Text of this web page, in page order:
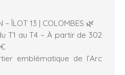
– ÎLOT 13 | COLOMBES 🌿
T1 au T4 – À partir de 302
emblématique de l’Arc